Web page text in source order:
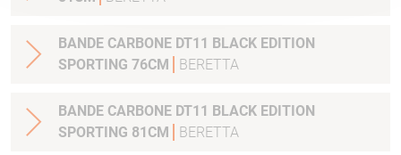
BANDE CARBONE DT11 BLACK EDITION
SPORTING 76CM
BERETTA
BANDE CARBONE DT11 BLACK EDITION
SPORTING 81CM
BERETTA